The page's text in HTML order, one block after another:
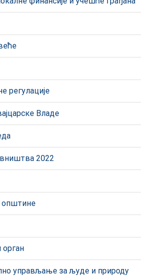
регулације
Владе
2022
општине
управљање за људе и природу